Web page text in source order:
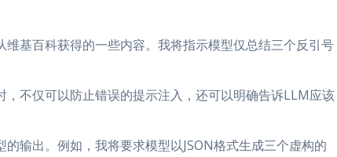
维基百科获得的一些内容。我将指示模型仅总结三个反引号
不仅可以防止错误的提示注入，还可以明确告诉LLM应该
输出。例如，我将要求模型以JSON格式生成三个虚构的